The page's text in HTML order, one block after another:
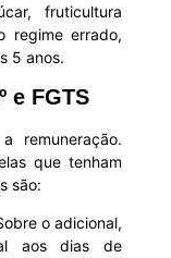
fruticultura
regime errado,
5 anos.
e FGTS
remuneração.
que tenham
são:
o adicional,
aos dias de